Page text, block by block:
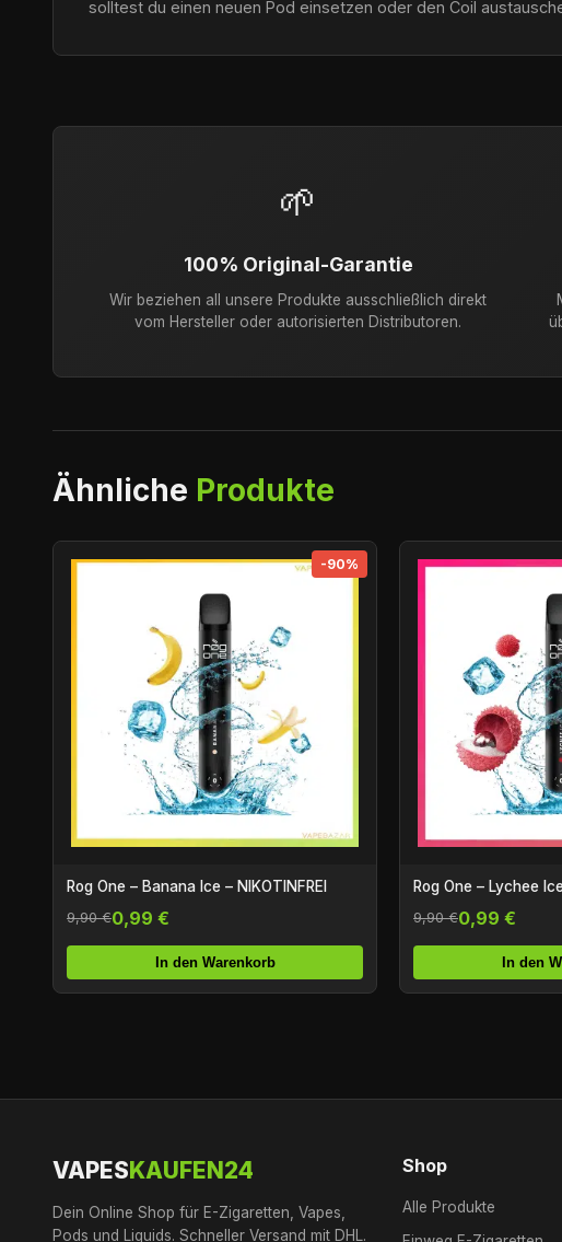
solltest du einen neuen Pod einsetzen oder den Coil
🌱
100% Original-Garantie
Wir beziehen all unsere Produkte ausschließlich direkt
vom Hersteller oder autorisierten Distributoren.
Ähnliche Produkte
-90%
Rog One – Banana Ice – NIKOTINFREI
9,90 €0,99 €
In den Warenkorb
Rog One – Lychee
9,90 €0,99 €
In den
VAPESKAUFEN24
Dein Online Shop für E-Zigaretten, Vapes,
Pods und Liquids. Schneller Versand mit DHL.
Shop
Alle Produkte